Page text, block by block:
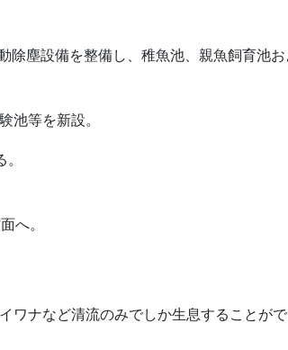
塵設備を整備し、稚魚池、親魚飼育池お
池等を新設。
へ。
ワナなど清流のみでしか生息することが